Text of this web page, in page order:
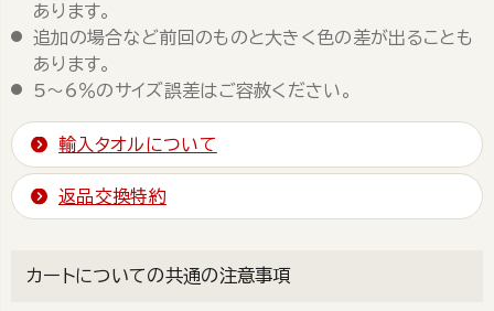
あります。
追加の場合など前回のものと大きく色の差が出ることも
あります。
5～6％のサイズ誤差はご容赦ください。
輸入タオルについて
返品交換特約
カートについての共通の注意事項